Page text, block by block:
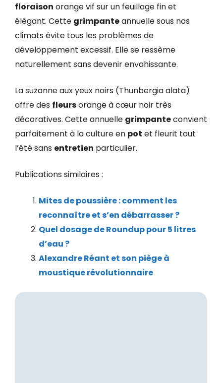
floraison orange vif sur un feuillage fin et
élégant. Cette grimpanteannuelle sous nos
climats évite tous les problèmes de
développement excessif. Elle se ressème
naturellement sans devenir envahissante.
La suzanne aux yeux noirs (Thunbergia alata)
offre des fleursorange à cœur noir très
décoratives. Cette annuelle grimpanteconvient
parfaitement à la culture en pot et fleurit tout
l’été sans entretien particulier.
Publications similaires :
Mites de poussière : comment les
reconnaître et s’en débarrasser ?
Quel dosage de Roundup pour 5 litres
d’eau ?
Alexandre Réant et son piège à
moustique révolutionnaire